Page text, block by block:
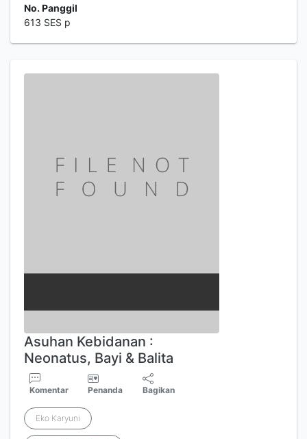
No. Panggil
613 SES p
Asuhan Kebidanan :
Neonatus, Bayi & Balita
Komentar Penanda Bagikan
Eko Karyuni